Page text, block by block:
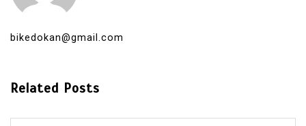
bikedokan@gmail.com
Related Posts